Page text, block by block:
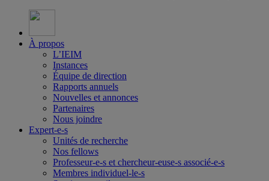
À propos
L’IEIM
Instances
Équipe de direction
Rapports annuels
Nouvelles et annonces
Partenaires
Nous joindre
Expert-e-s
Unités de recherche
Nos fellows
Professeur-e-s et chercheur-euse-s associé-e-s
Membres individuel-le-s